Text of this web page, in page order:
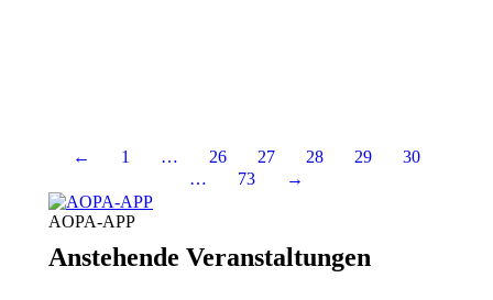
← 1 … 26 27 28 29
30
…
73 →
AOPA-APP
Anstehende Veranstaltungen